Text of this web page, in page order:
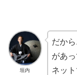
垣内
だか
があ
ネッ